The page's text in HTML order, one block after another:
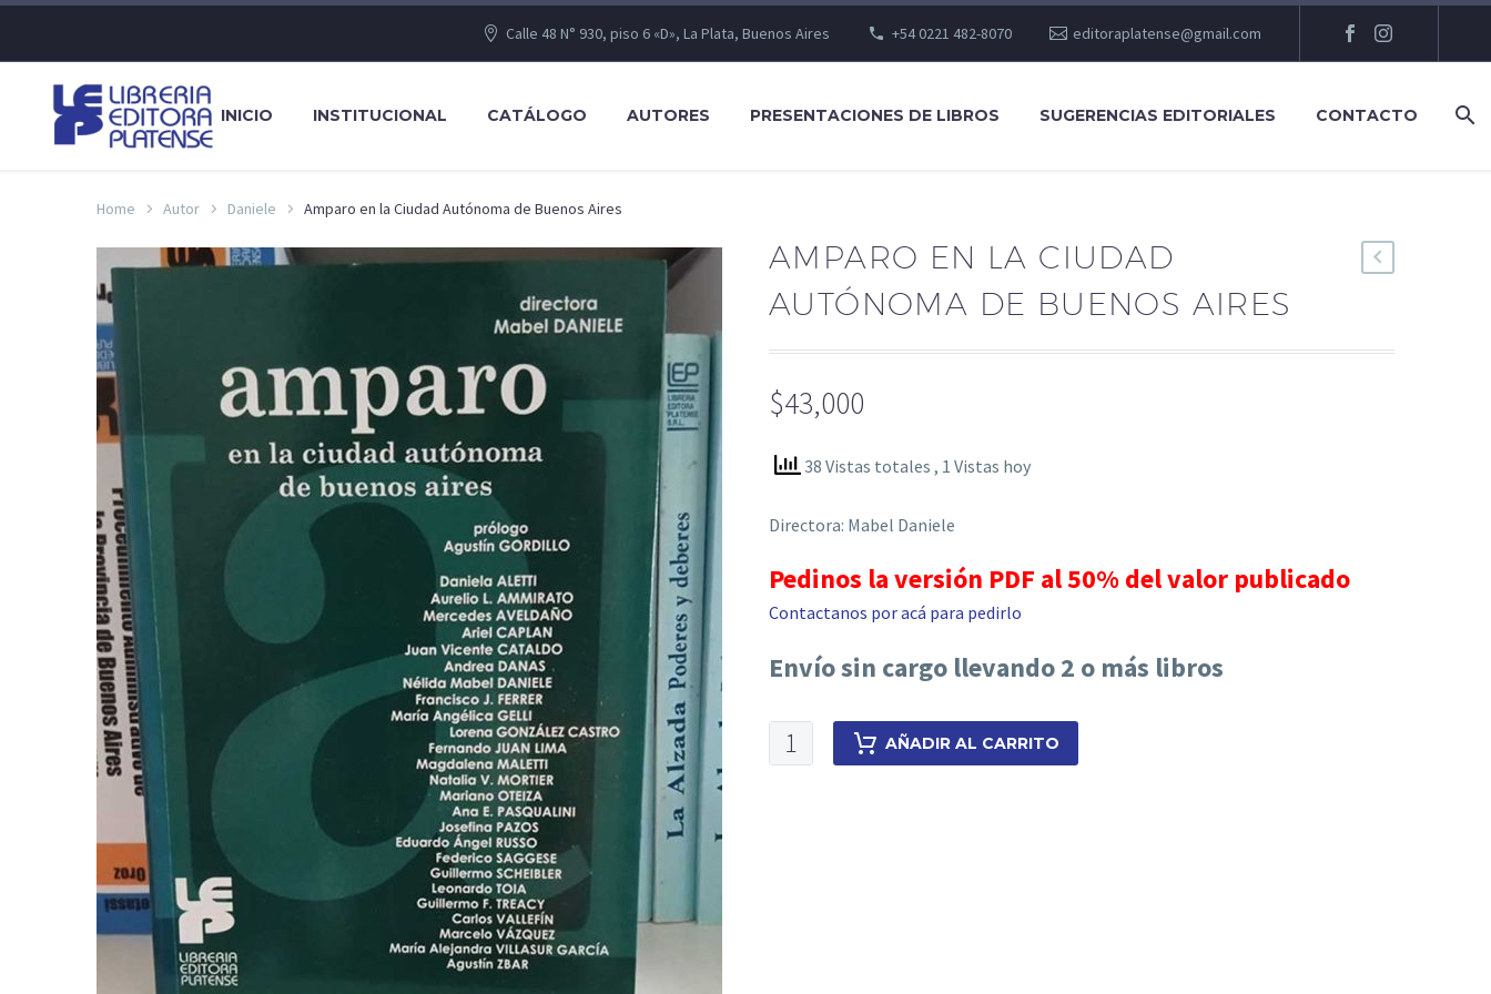
Calle 48 N° 930, piso 6 «D», La Plata, Buenos Aires +54 0221 482-8070 editoraplatense@gmail.com
INICIO INSTITUCIONAL CATÁLOGO AUTORES PRESENTACIONES DE LIBROS SUGERENCIAS EDITORIALES CONTACTO
Home Autor Daniele Amparo en la Ciudad Autónoma de Buenos Aires
AMPARO EN LA CIUDAD
AUTÓNOMA DE BUENOS AIRES
$43,000
38 Vistas totales , 1 Vistas hoy
Directora: Mabel Daniele
Pedinos la versión PDF al 50% del valor publicado
Contactanos por acá para pedirlo
Envío sin cargo llevando 2 o más libros
Amparo
en
AÑADIR AL CARRITO